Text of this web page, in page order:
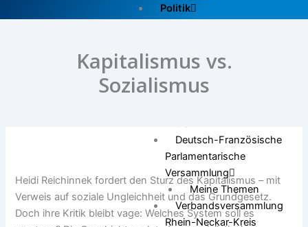
Politik
Pressemitteilungen
und Energie
Deutsch-Französische
Parlamentarische
Versammlung
Meine Themen
Verbandsversammlung
Rhein-Neckar-Kreis
Kapitalismus vs.
Sozialismus
Heidi Reichinnek fordert den Sturz des Kapitalismus – mit
Verweis auf soziale Ungleichheit und das Grundgesetz.
Doch ihre Kritik bleibt vage: Welches System soll es